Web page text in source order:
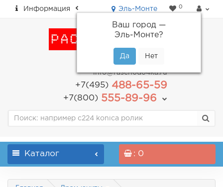
Информация Эль-Монте
Ваш город —
Эль-Монте?
0
пн-пт: с 9.00 до 18.00
info@raschodo4ka.ru
+7(495)488-65-59
+7(800)555-89-96
Каталог : 0